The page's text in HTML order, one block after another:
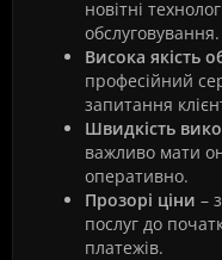
новітні
обслуговування.
Висока якість
професійний
запитання
Швидкість
важливо мати
оперативно.
Прозорі ціни –
послуг до
платежів.